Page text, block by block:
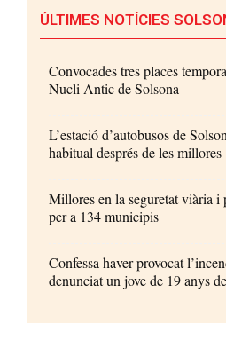
ÚLTIMES NOTÍCIES
Convocades tres places
Nucli Antic de Solsona
L’estació d’autobusos de
habitual després de les millores
Millores en la seguretat viària i
per a 134 municipis
Confessa haver provocat
denunciat un jove de 19 anys